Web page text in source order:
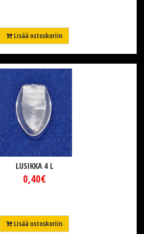
Lisää ostoskoriin
LUSIKKA 4 L
0,40€
Lisää ostoskoriin